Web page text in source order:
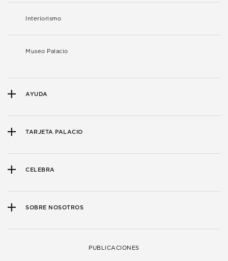
Interiorismo
Museo Palacio
AYUDA
TARJETA PALACIO
CELEBRA
SOBRE NOSOTROS
PUBLICACIONES